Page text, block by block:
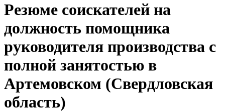
Резюме соискателей на
должность помощника
руководителя производства с
полной занятостью в
Артемовском (Свердловская
область)